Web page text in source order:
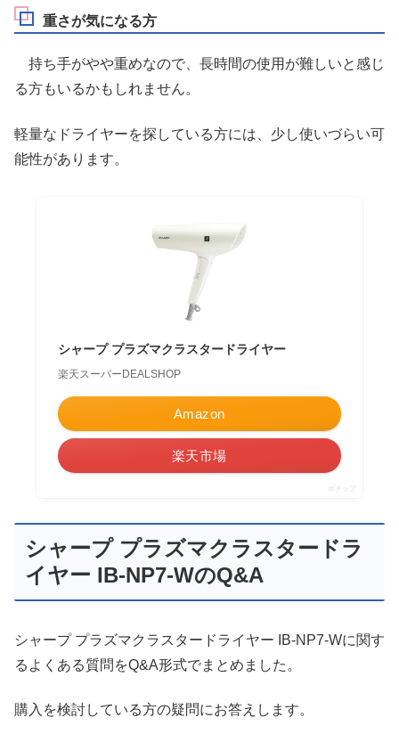
重さが気になる方
持ち手がやや重めなので、長時間の使用が難しいと感じ
る方もいるかもしれません。
軽量なドライヤーを探している方には、少し使いづらい可
能性があります。
シャープ プラズマクラスタードライヤー
楽天スーパーDEALSHOP
Amazon
楽天市場
ポチップ
シャープ プラズマクラスタードラ
イヤー IB-NP7-WのQ&A
シャープ プラズマクラスタードライヤー IB-NP7-Wに関す
るよくある質問をQ&A形式でまとめました。
購入を検討している方の疑問にお答えします。